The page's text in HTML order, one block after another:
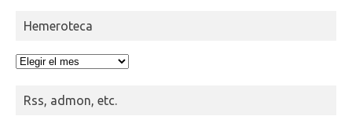
Hemeroteca
Hemeroteca
Rss, admon, etc.